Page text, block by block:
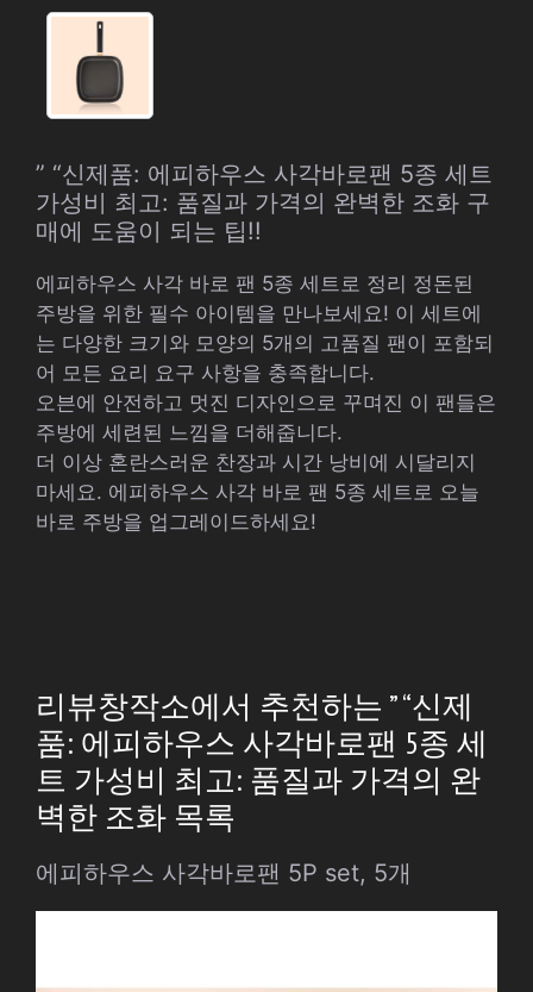
” “신제품: 에피하우스 사각바로팬 5종 세트
가성비 최고: 품질과 가격의 완벽한 조화 구
매에 도움이 되는 팁!!
에피하우스 사각 바로 팬 5종 세트로 정리 정돈된
주방을 위한 필수 아이템을 만나보세요! 이 세트에
는 다양한 크기와 모양의 5개의 고품질 팬이 포함되
어 모든 요리 요구 사항을 충족합니다.
오븐에 안전하고 멋진 디자인으로 꾸며진 이 팬들은
주방에 세련된 느낌을 더해줍니다.
더 이상 혼란스러운 찬장과 시간 낭비에 시달리지
마세요. 에피하우스 사각 바로 팬 5종 세트로 오늘
바로 주방을 업그레이드하세요!
리뷰창작소에서 추천하는 ” “신제
품: 에피하우스 사각바로팬 5종 세
트 가성비 최고: 품질과 가격의 완
벽한 조화 목록
에피하우스 사각바로팬 5P set, 5개